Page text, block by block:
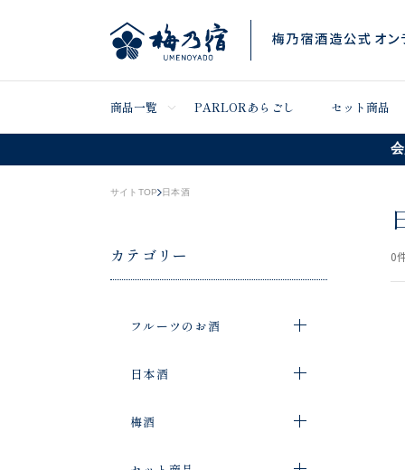
商品一覧 PARLORあらごし セット商品
サイトTOP 日本酒
カテゴリー
フルーツのお酒
日本酒
梅酒
0